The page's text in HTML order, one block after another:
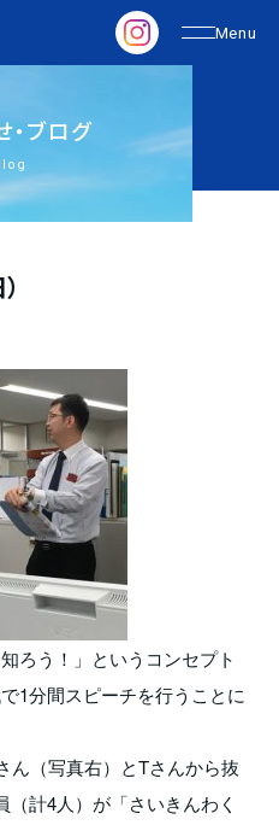
・ブログ
ろう！」というコンセプト
1分間スピーチを行うことに
ん（写真右）とTさんから抜
計4人）が「さいきんわく